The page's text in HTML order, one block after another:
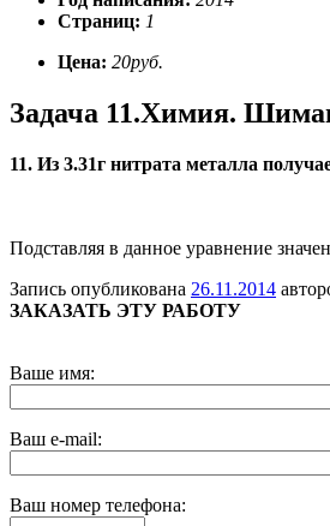
Страниц: 1
Цена: 20руб.
Задача 11.Химия.
11. Из 3.31г нитрата металла
Подставляя в данное уравнение
Запись опубликована 26.11.2014
ЗАКАЗАТЬ ЭТУ РАБОТУ
Ваше имя:
Ваш e-mail:
Ваш номер телефона: